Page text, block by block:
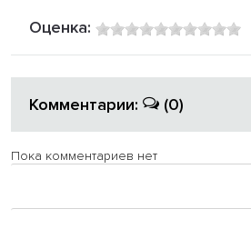
Оценка:
Комментарии: (0)
Пока комментариев нет